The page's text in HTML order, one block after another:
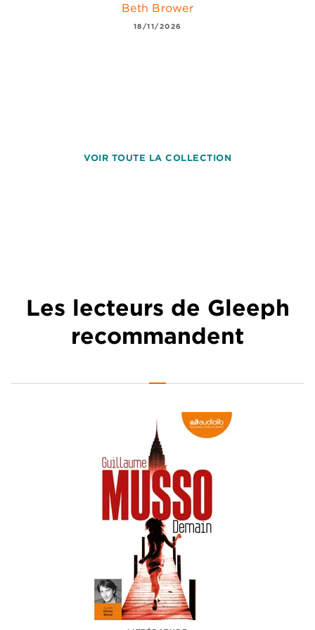
Beth Brower
18/11/2026
VOIR TOUTE LA COLLECTION
Les lecteurs de Gleeph
recommandent